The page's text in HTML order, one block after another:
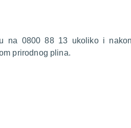
na 0800 88 13 ukoliko i
prirodnog plina.